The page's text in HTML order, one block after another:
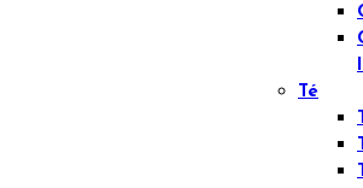
Té